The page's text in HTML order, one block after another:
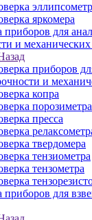
яркомера
приборов для
и
приборов
и
копра
порозиметра
пресса
твердомера
тензиометра
тензометра
приборов для